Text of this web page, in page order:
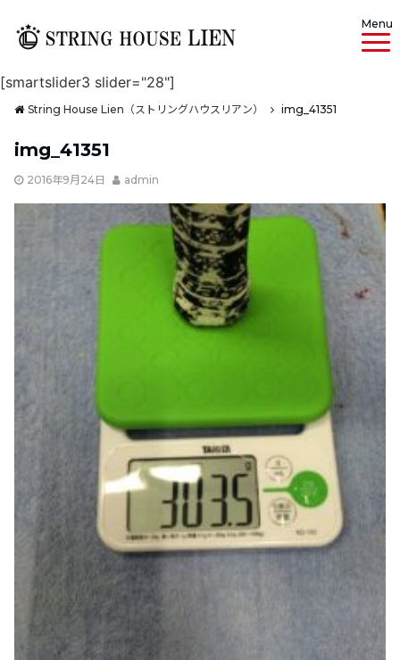
Menu
[smartslider3 slider="28"]
String House Lien（ストリングハウスリアン） img_41351
img_41351
2016年9月24日 admin